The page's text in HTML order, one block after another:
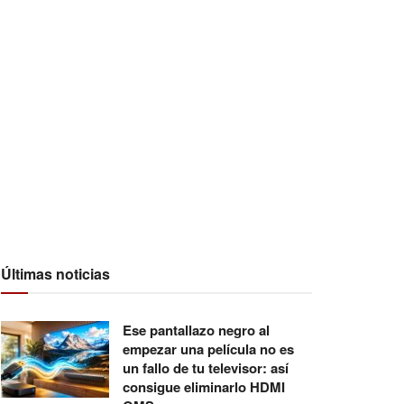
Últimas noticias
Ese pantallazo negro al
empezar una película no es
un fallo de tu televisor: así
consigue eliminarlo HDMI